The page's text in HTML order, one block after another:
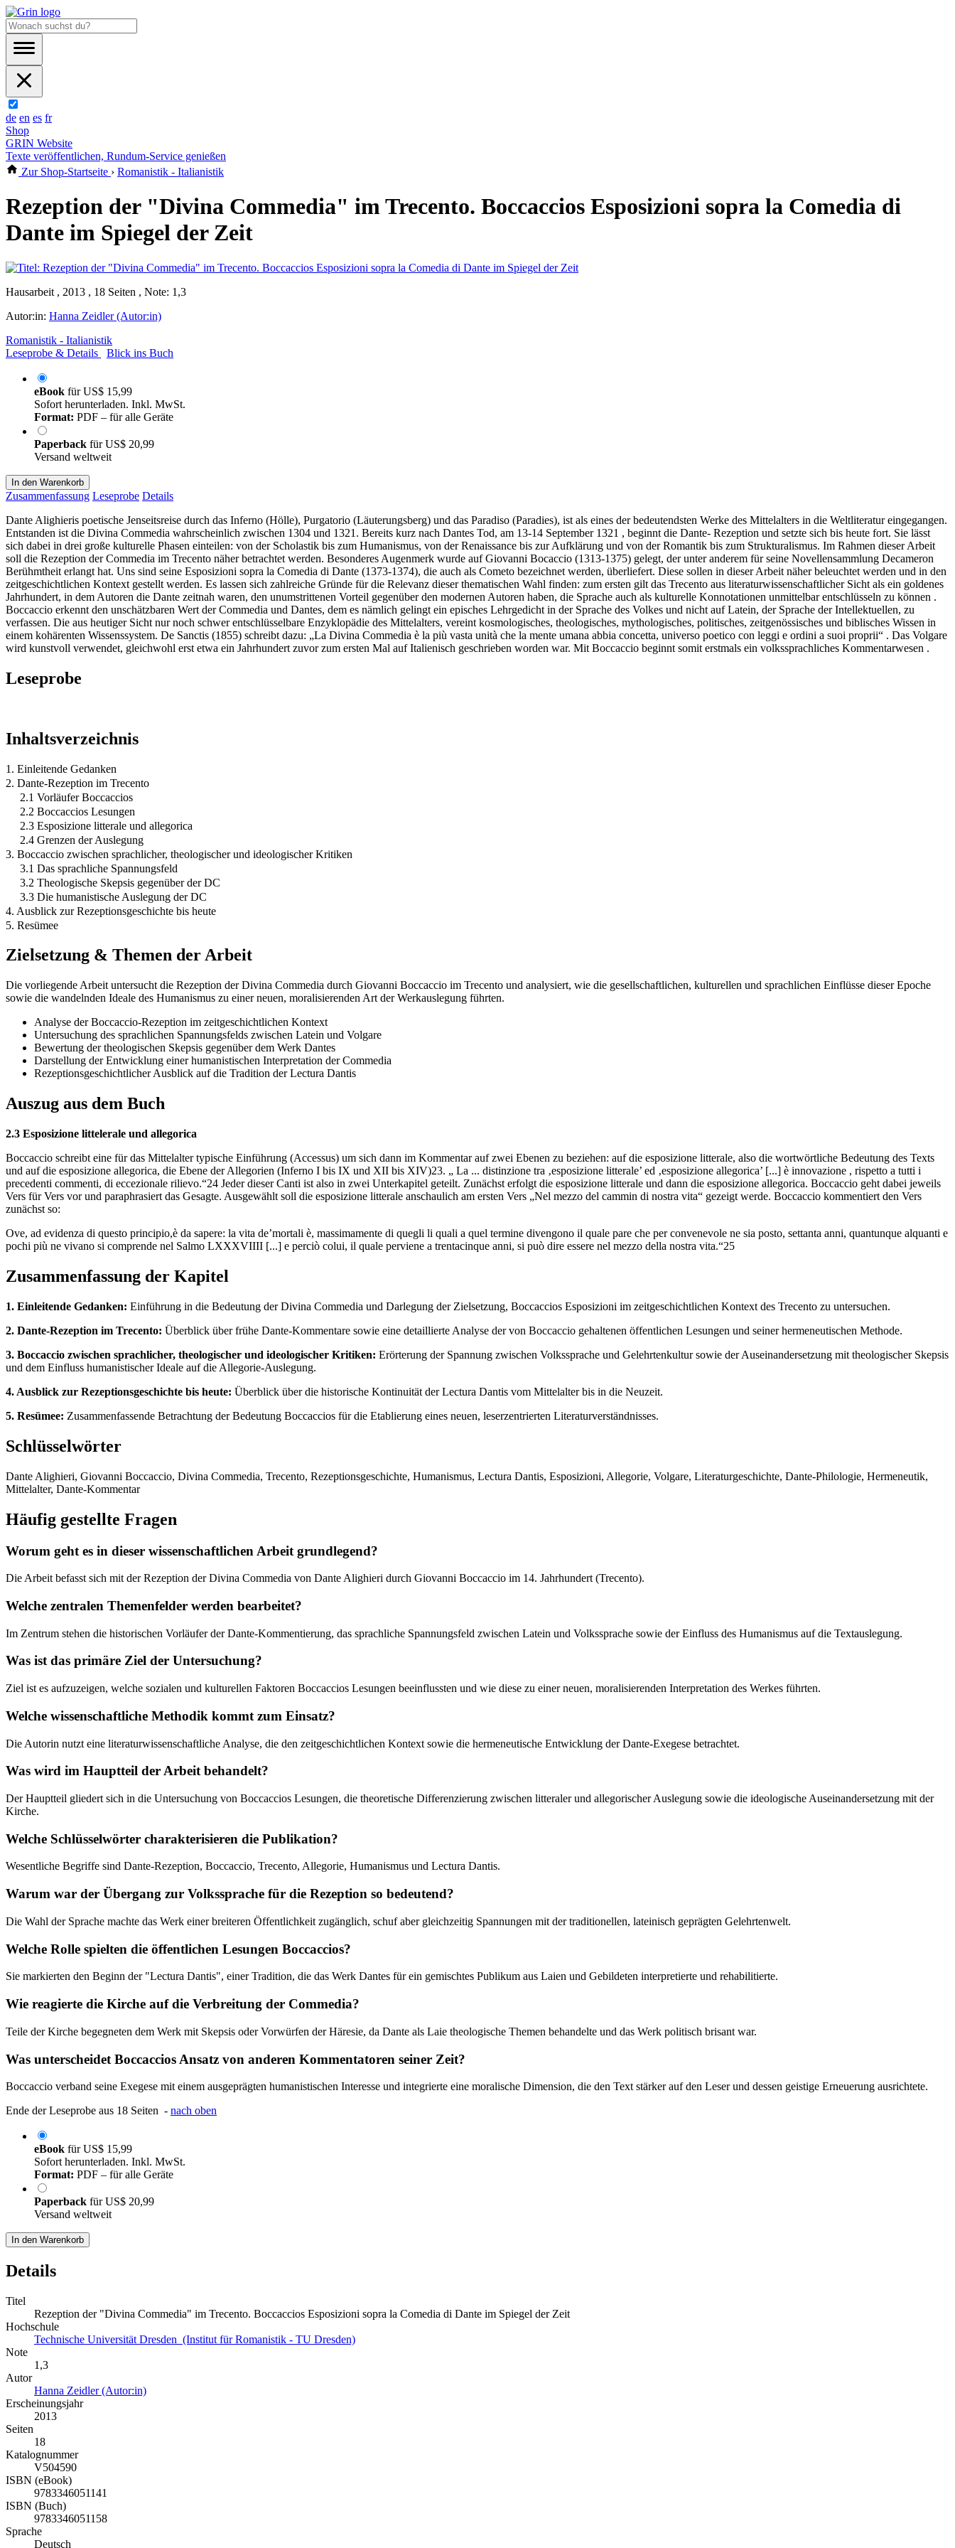
de en es fr
Shop
GRIN Website
Texte veröffentlichen, Rundum-Service genießen
Zur Shop-Startseite › Romanistik - Italianistik
Rezeption der "Divina Commedia" im Trecento. Boccaccios Esposizioni sopra la Comedia di
Dante im Spiegel der Zeit
Hausarbeit , 2013 , 18 Seiten , Note: 1,3
Autor:in: Hanna Zeidler (Autor:in)
Romanistik - Italianistik
Leseprobe & Details
Blick ins Buch
eBook fürUS$ 15,99
Sofort herunterladen. Inkl. MwSt.
Format: PDF – für alle Geräte
Paperback fürUS$ 20,99
Versand weltweit
In den Warenkorb
Zusammenfassung Leseprobe Details
Dante Alighieris poetische Jenseitsreise durch das Inferno (Hölle), Purgatorio (Läuterungsberg) und das Paradiso (Paradies), ist als eines der bedeutendsten Werke des Mittelalters in die Weltliteratur eingegangen.
Entstanden ist die Divina Commedia wahrscheinlich zwischen 1304 und 1321. Bereits kurz nach Dantes Tod, am 13-14 September 1321 , beginnt die Dante- Rezeption und setzte sich bis heute fort. Sie lässt
sich dabei in drei große kulturelle Phasen einteilen: von der Scholastik bis zum Humanismus, von der Renaissance bis zur Aufklärung und von der Romantik bis zum Strukturalismus. Im Rahmen dieser Arbeit
soll die Rezeption der Commedia im Trecento näher betrachtet werden. Besonderes Augenmerk wurde auf Giovanni Bocaccio (1313-1375) gelegt, der unter anderem für seine Novellensammlung Decameron
Berühmtheit erlangt hat. Uns sind seine Esposizioni sopra la Comedia di Dante (1373-1374), die auch als Cometo bezeichnet werden, überliefert. Diese sollen in dieser Arbeit näher beleuchtet werden und in den
zeitgeschichtlichen Kontext gestellt werden. Es lassen sich zahlreiche Gründe für die Relevanz dieser thematischen Wahl finden: zum ersten gilt das Trecento aus literaturwissenschaftlicher Sicht als ein goldenes
Jahrhundert, in dem Autoren die Dante zeitnah waren, den unumstrittenen Vorteil gegenüber den modernen Autoren haben, die Sprache auch als kulturelle Konnotationen unmittelbar entschlüsseln zu können .
Boccaccio erkennt den unschätzbaren Wert der Commedia und Dantes, dem es nämlich gelingt ein episches Lehrgedicht in der Sprache des Volkes und nicht auf Latein, der Sprache der Intellektuellen, zu
verfassen. Die aus heutiger Sicht nur noch schwer entschlüsselbare Enzyklopädie des Mittelalters, vereint kosmologisches, theologisches, mythologisches, politisches, zeitgenössisches und biblisches Wissen in
einem kohärenten Wissenssystem. De Sanctis (1855) schreibt dazu: „La Divina Commedia è la più vasta unità che la mente umana abbia concetta, universo poetico con leggi e ordini a suoi proprii“ . Das Volgare
wird kunstvoll verwendet, gleichwohl erst etwa ein Jahrhundert zuvor zum ersten Mal auf Italienisch geschrieben worden war. Mit Boccaccio beginnt somit erstmals ein volkssprachliches Kommentarwesen .
Leseprobe
Inhaltsverzeichnis
1. Einleitende Gedanken
2. Dante-Rezeption im Trecento
2.1 Vorläufer Boccaccios
2.2 Boccaccios Lesungen
2.3 Esposizione litterale und allegorica
2.4 Grenzen der Auslegung
3. Boccaccio zwischen sprachlicher, theologischer und ideologischer Kritiken
3.1 Das sprachliche Spannungsfeld
3.2 Theologische Skepsis gegenüber der DC
3.3 Die humanistische Auslegung der DC
4. Ausblick zur Rezeptionsgeschichte bis heute
5. Resümee
Zielsetzung & Themen der Arbeit
Die vorliegende Arbeit untersucht die Rezeption der Divina Commedia durch Giovanni Boccaccio im Trecento und analysiert, wie die gesellschaftlichen, kulturellen und sprachlichen Einflüsse dieser Epoche
sowie die wandelnden Ideale des Humanismus zu einer neuen, moralisierenden Art der Werkauslegung führten.
Analyse der Boccaccio-Rezeption im zeitgeschichtlichen Kontext
Untersuchung des sprachlichen Spannungsfelds zwischen Latein und Volgare
Bewertung der theologischen Skepsis gegenüber dem Werk Dantes
Darstellung der Entwicklung einer humanistischen Interpretation der Commedia
Rezeptionsgeschichtlicher Ausblick auf die Tradition der Lectura Dantis
Auszug aus dem Buch
2.3 Esposizione littelerale und allegorica
Boccaccio schreibt eine für das Mittelalter typische Einführung (Accessus) um sich dann im Kommentar auf zwei Ebenen zu beziehen: auf die esposizione litterale, also die wortwörtliche Bedeutung des Texts
und auf die esposizione allegorica, die Ebene der Allegorien (Inferno I bis IX und XII bis XIV)23. „ La ... distinzione tra ‚esposizione litterale’ ed ‚esposizione allegorica’ [...] è innovazione , rispetto a tutti i
precedenti commenti, di eccezionale rilievo.“24 Jeder dieser Canti ist also in zwei Unterkapitel geteilt. Zunächst erfolgt die esposizione litterale und dann die esposizione allegorica. Boccaccio geht dabei jeweils
Vers für Vers vor und paraphrasiert das Gesagte. Ausgewählt soll die esposizione litterale anschaulich am ersten Vers „Nel mezzo del cammin di nostra vita“ gezeigt werde. Boccaccio kommentiert den Vers
zunächst so:
Ove, ad evidenza di questo principio,è da sapere: la vita de’mortali è, massimamente di quegli li quali a quel termine divengono il quale pare che per convenevole ne sia posto, settanta anni, quantunque alquanti e
pochi più ne vivano si comprende nel Salmo LXXXVIIII [...] e perciò colui, il quale perviene a trentacinque anni, si può dire essere nel mezzo della nostra vita.“25
Zusammenfassung der Kapitel
1. Einleitende Gedanken: Einführung in die Bedeutung der Divina Commedia und Darlegung der Zielsetzung, Boccaccios Esposizioni im zeitgeschichtlichen Kontext des Trecento zu untersuchen.
2. Dante-Rezeption im Trecento: Überblick über frühe Dante-Kommentare sowie eine detaillierte Analyse der von Boccaccio gehaltenen öffentlichen Lesungen und seiner hermeneutischen Methode.
3. Boccaccio zwischen sprachlicher, theologischer und ideologischer Kritiken: Erörterung der Spannung zwischen Volkssprache und Gelehrtenkultur sowie der Auseinandersetzung mit theologischer Skepsis
und dem Einfluss humanistischer Ideale auf die Allegorie-Auslegung.
4. Ausblick zur Rezeptionsgeschichte bis heute: Überblick über die historische Kontinuität der Lectura Dantis vom Mittelalter bis in die Neuzeit.
5. Resümee: Zusammenfassende Betrachtung der Bedeutung Boccaccios für die Etablierung eines neuen, leserzentrierten Literaturverständnisses.
Schlüsselwörter
Dante Alighieri, Giovanni Boccaccio, Divina Commedia, Trecento, Rezeptionsgeschichte, Humanismus, Lectura Dantis, Esposizioni, Allegorie, Volgare, Literaturgeschichte, Dante-Philologie, Hermeneutik,
Mittelalter, Dante-Kommentar
Häufig gestellte Fragen
Worum geht es in dieser wissenschaftlichen Arbeit grundlegend?
Die Arbeit befasst sich mit der Rezeption der Divina Commedia von Dante Alighieri durch Giovanni Boccaccio im 14. Jahrhundert (Trecento).
Welche zentralen Themenfelder werden bearbeitet?
Im Zentrum stehen die historischen Vorläufer der Dante-Kommentierung, das sprachliche Spannungsfeld zwischen Latein und Volkssprache sowie der Einfluss des Humanismus auf die Textauslegung.
Was ist das primäre Ziel der Untersuchung?
Ziel ist es aufzuzeigen, welche sozialen und kulturellen Faktoren Boccaccios Lesungen beeinflussten und wie diese zu einer neuen, moralisierenden Interpretation des Werkes führten.
Welche wissenschaftliche Methodik kommt zum Einsatz?
Die Autorin nutzt eine literaturwissenschaftliche Analyse, die den zeitgeschichtlichen Kontext sowie die hermeneutische Entwicklung der Dante-Exegese betrachtet.
Was wird im Hauptteil der Arbeit behandelt?
Der Hauptteil gliedert sich in die Untersuchung von Boccaccios Lesungen, die theoretische Differenzierung zwischen litteraler und allegorischer Auslegung sowie die ideologische Auseinandersetzung mit der
Kirche.
Welche Schlüsselwörter charakterisieren die Publikation?
Wesentliche Begriffe sind Dante-Rezeption, Boccaccio, Trecento, Allegorie, Humanismus und Lectura Dantis.
Warum war der Übergang zur Volkssprache für die Rezeption so bedeutend?
Die Wahl der Sprache machte das Werk einer breiteren Öffentlichkeit zugänglich, schuf aber gleichzeitig Spannungen mit der traditionellen, lateinisch geprägten Gelehrtenwelt.
Welche Rolle spielten die öffentlichen Lesungen Boccaccios?
Sie markierten den Beginn der "Lectura Dantis", einer Tradition, die das Werk Dantes für ein gemischtes Publikum aus Laien und Gebildeten interpretierte und rehabilitierte.
Wie reagierte die Kirche auf die Verbreitung der Commedia?
Teile der Kirche begegneten dem Werk mit Skepsis oder Vorwürfen der Häresie, da Dante als Laie theologische Themen behandelte und das Werk politisch brisant war.
Was unterscheidet Boccaccios Ansatz von anderen Kommentatoren seiner Zeit?
Boccaccio verband seine Exegese mit einem ausgeprägten humanistischen Interesse und integrierte eine moralische Dimension, die den Text stärker auf den Leser und dessen geistige Erneuerung ausrichtete.
Ende der Leseprobe aus 18 Seiten - nach oben
eBook fürUS$ 15,99
Sofort herunterladen. Inkl. MwSt.
Format: PDF – für alle Geräte
Paperback fürUS$ 20,99
Versand weltweit
In den Warenkorb
Details
Titel
Rezeption der "Divina Commedia" im Trecento. Boccaccios Esposizioni sopra la Comedia di Dante im Spiegel der Zeit
Hochschule
Technische Universität Dresden (Institut für Romanistik - TU Dresden)
Note
1,3
Autor
Hanna Zeidler (Autor:in)
Erscheinungsjahr
2013
Seiten
18
Katalognummer
V504590
ISBN (eBook)
9783346051141
ISBN (Buch)
9783346051158
Sprache
Deutsch